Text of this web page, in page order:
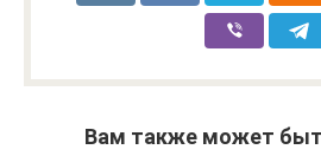
Вам также может